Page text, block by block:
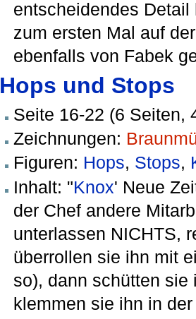
entscheidendes
zum ersten Mal auf
ebenfalls von Fabek
Hops und Stops
Seite 16-22 (6 Seiten,
Zeichnungen:
Figuren: Hops, Stops,
Inhalt: "Knox' Neue
der Chef andere
unterlassen NICHTS,
überrollen sie ihn mit
so), dann schütten
klemmen sie ihn in